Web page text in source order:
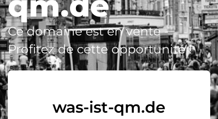
Ce domaine est en vente -
Profitez de cette opportunité !
was-ist-qm.de